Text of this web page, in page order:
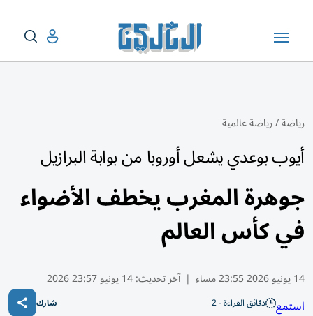
رياضة/رياضة عالمية
أيوب بوعدي يشعل أوروبا من بوابة البرازيل
جوهرة المغرب يخطف الأضواء
في كأس العالم
14 يونيو 2026 23:55 مساء | آخر تحديث:14 يونيو 23:57 2026
استمع دقائق القراءة - 2 شارك